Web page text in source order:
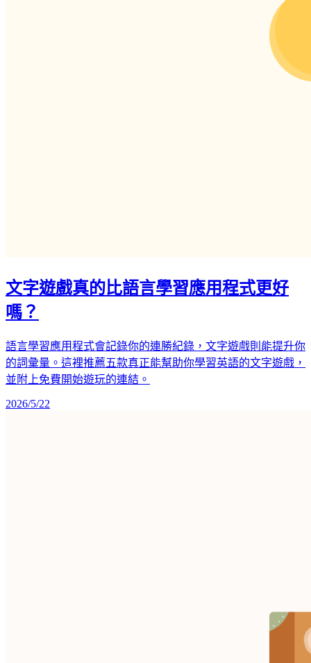
文字遊戲真的比語言學習應用程式更好
嗎？
語言學習應用程式會記錄你的連勝紀錄，文字遊戲則能提升你
的詞彙量。這裡推薦五款真正能幫助你學習英語的文字遊戲，
並附上免費開始遊玩的連結。
2026/5/22